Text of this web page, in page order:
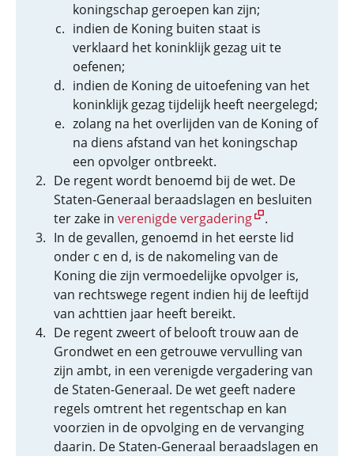
koningschap geroepen kan zijn;
indien de Koning buiten staat is
verklaard het koninklijk gezag uit te
oefenen;
indien de Koning de uitoefening van het
koninklijk gezag tijdelijk heeft neergelegd;
zolang na het overlijden van de Koning of
na diens afstand van het koningschap
een opvolger ontbreekt.
De regent wordt benoemd bij de wet. De
Staten-Generaal beraadslagen en besluiten
ter zake in verenigde vergadering
.
In de gevallen, genoemd in het eerste lid
onder c en d, is de nakomeling van de
Koning die zijn vermoedelijke opvolger is,
van rechtswege regent indien hij de leeftijd
van achttien jaar heeft bereikt.
De regent zweert of belooft trouw aan de
Grondwet en een getrouwe vervulling van
zijn ambt, in een verenigde vergadering van
de Staten-Generaal. De wet geeft nadere
regels omtrent het regentschap en kan
voorzien in de opvolging en de vervanging
daarin. De Staten-Generaal beraadslagen en